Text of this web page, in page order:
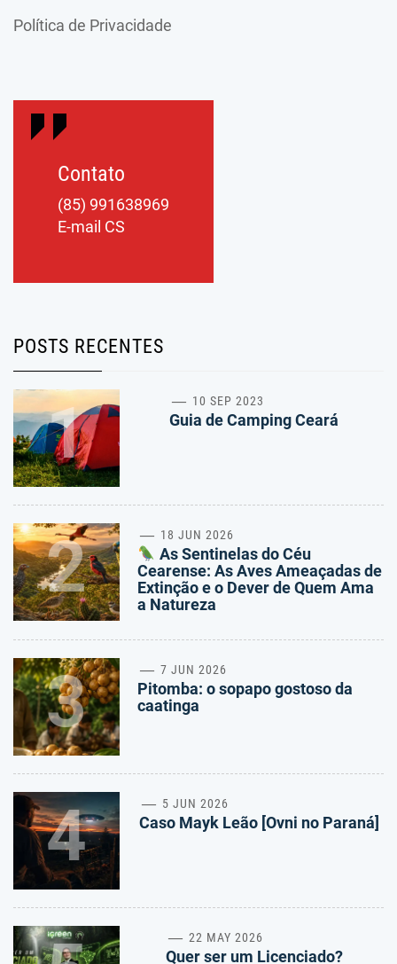
Política de Privacidade
Contato
(85) 991638969
E-mail CS
POSTS RECENTES
1 10 SEP 2023
Guia de Camping Ceará
2 18 JUN 2026
As Sentinelas do Céu
Cearense: As Aves Ameaçadas de
Extinção e o Dever de Quem Ama
a Natureza
3 7 JUN 2026
Pitomba: o sopapo gostoso da
caatinga
4 5 JUN 2026
Caso Mayk Leão [Ovni no Paraná]
22 MAY 2026
Quer ser um Licenciado?